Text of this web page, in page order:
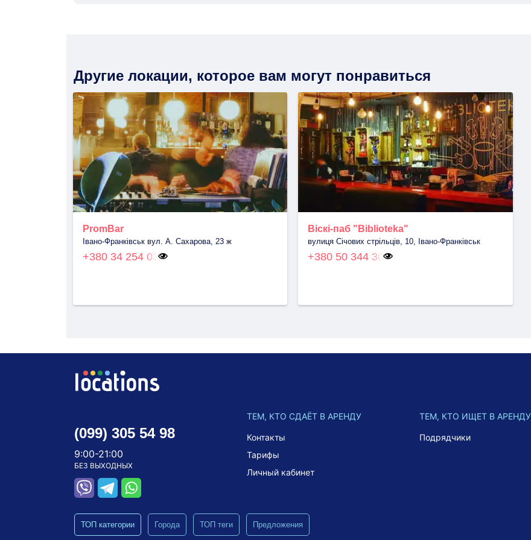
Другие локации, которое вам могут понравиться
PromBar
Івано-Франківськ вул. А. Сахарова, 23 ж
+380 34 254 03
Віскі-паб "Biblioteka"
вулиця Січових стрільців, 10, Івано-Франківськ
+380 50 344 30
(099) 305 54 98
9:00-21:00
БЕЗ ВЫХОДНЫХ
ТЕМ, КТО СДАЁТ В АРЕНДУ
Контакты
Тарифы
Личный кабинет
ТЕМ, КТО ИЩЕТ В АРЕНДУ
Подрядчики
ТОП категории Города ТОП теги Предложения